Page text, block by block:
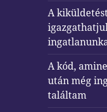
A
A kód,
után még
találtam